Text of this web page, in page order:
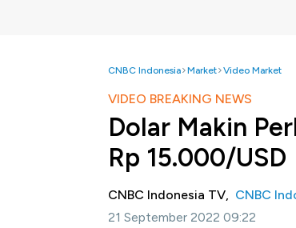
CNBC Indonesia Market Video Market
VIDEO BREAKING NEWS
Dolar Makin
Rp 15.000/USD
CNBC Indonesia TV, CNBC
21 September 2022 09:22